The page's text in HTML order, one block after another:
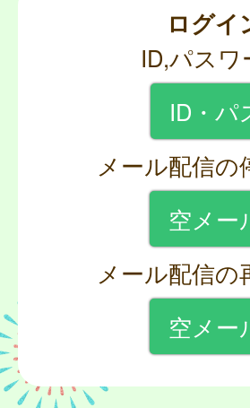
ログイ
ID,パス
ID・パ
メール配信
空メー
メール配信
空メー